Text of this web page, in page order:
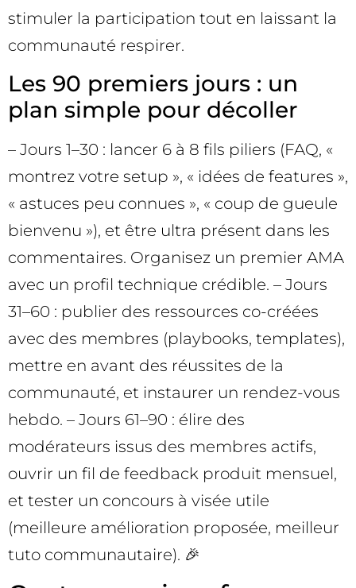
stimuler la participation tout en laissant la
communauté respirer.
Les 90 premiers jours : un
plan simple pour décoller
– Jours 1–30 : lancer 6 à 8 fils piliers (FAQ, «
montrez votre setup », « idées de features »,
« astuces peu connues », « coup de gueule
bienvenu »), et être ultra présent dans les
commentaires. Organisez un premier AMA
avec un profil technique crédible. – Jours
31–60 : publier des ressources co-créées
avec des membres (playbooks, templates),
mettre en avant des réussites de la
communauté, et instaurer un rendez-vous
hebdo. – Jours 61–90 : élire des
modérateurs issus des membres actifs,
ouvrir un fil de feedback produit mensuel,
et tester un concours à visée utile
(meilleure amélioration proposée, meilleur
tuto communautaire). 🎉